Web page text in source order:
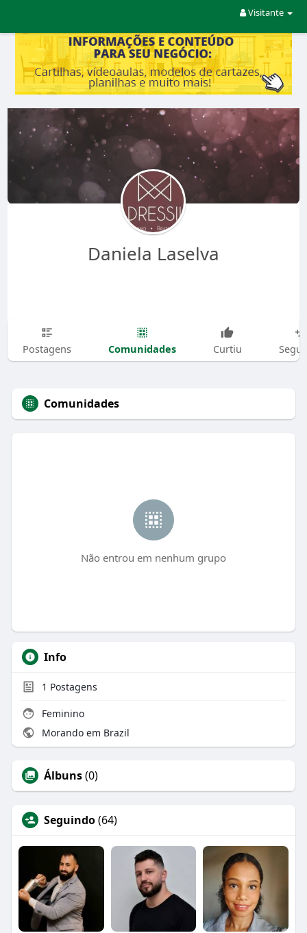
Visitante
Daniela Laselva
Postagens Comunidades Curtiu
Comunidades
Não entrou em nenhum grupo
Info
1 Postagens
Feminino
Morando em Brazil
Álbuns(0)
Seguindo(64)